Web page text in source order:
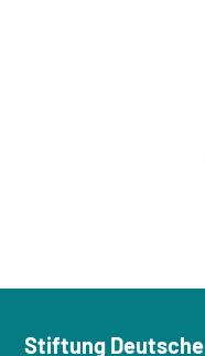
Stiftung Deutsche